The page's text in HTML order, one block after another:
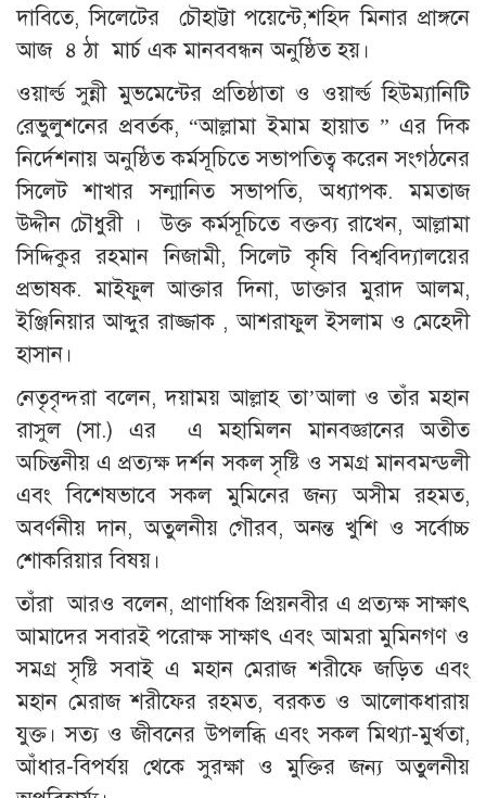
দাবিতে, সিলেটের চৌহাট্টা পয়েন্টে,শহিদ মিনার প্রাঙ্গনে
আজ ৪ ঠা মার্চ এক মানববন্ধন অনুষ্ঠিত হয়।
ওয়ার্ল্ড সুন্নী মুভমেন্টের প্রতিষ্ঠাতা ও ওয়ার্ল্ড হিউম্যানিটি
রেভুলুশনের প্রবর্তক, “আল্লামা ইমাম হায়াত ” এর দিক
নির্দেশনায় অনুষ্ঠিত কর্মসূচিতে সভাপতিত্ব করেন সংগঠনের
সিলেট শাখার সন্মানিত সভাপতি, অধ্যাপক. মমতাজ
উদ্দীন চৌধুরী । উক্ত কর্মসূচিতে বক্তব্য রাখেন, আল্লামা
সিদ্দিকুর রহমান নিজামী, সিলেট কৃষি বিশ্ববিদ্যালয়ের
প্রভাষক. মাইফুল আক্তার দিনা, ডাক্তার মুরাদ আলম,
ইঞ্জিনিয়ার আব্দুর রাজ্জাক , আশরাফুল ইসলাম ও মেহেদী
হাসান।
নেতৃবৃন্দরা বলেন, দয়াময় আল্লাহ তা’আলা ও তাঁর মহান
রাসুল (সা.) এর এ মহামিলন মানবজ্ঞানের অতীত
অচিন্তনীয় এ প্রত্যক্ষ দর্শন সকল সৃষ্টি ও সমগ্র মানবমন্ডলী
এবং বিশেষভাবে সকল মুমিনের জন্য অসীম রহমত,
অবর্ণনীয় দান, অতুলনীয় গৌরব, অনন্ত খুশি ও সর্বোচ্চ
শোকরিয়ার বিষয়।
তাঁরা আরও বলেন, প্রাণাধিক প্রিয়নবীর এ প্রত্যক্ষ সাক্ষাৎ
আমাদের সবারই পরোক্ষ সাক্ষাৎ এবং আমরা মুমিনগণ ও
সমগ্র সৃষ্টি সবাই এ মহান মেরাজ শরীফে জড়িত এবং
মহান মেরাজ শরীফের রহমত, বরকত ও আলোকধারায়
যুক্ত। সত্য ও জীবনের উপলব্ধি এবং সকল মিথ্যা-মুর্খতা,
আঁধার-বিপর্যয় থেকে সুরক্ষা ও মুক্তির জন্য অতুলনীয়